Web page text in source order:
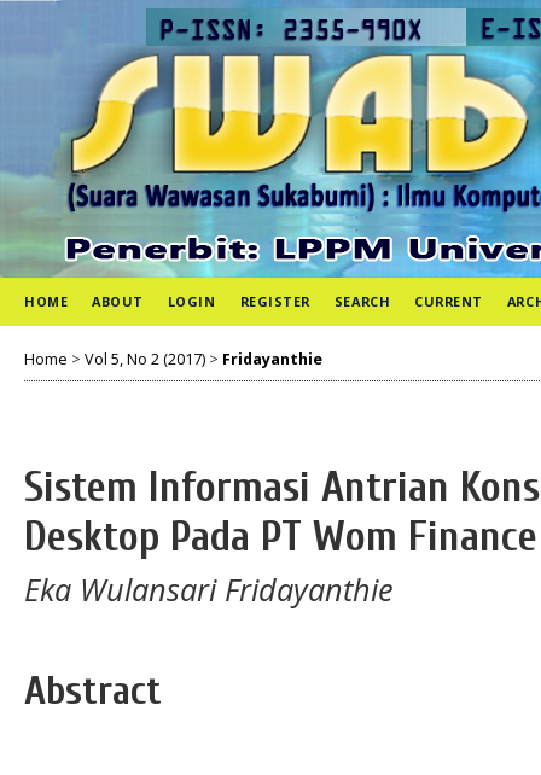
HOME ABOUT LOGIN REGISTER SEARCH CURRENT
Home > Vol 5, No 2 (2017) > Fridayanthie
Sistem Informasi Antrian
Desktop Pada PT Wom
Eka Wulansari Fridayanthie
Abstract